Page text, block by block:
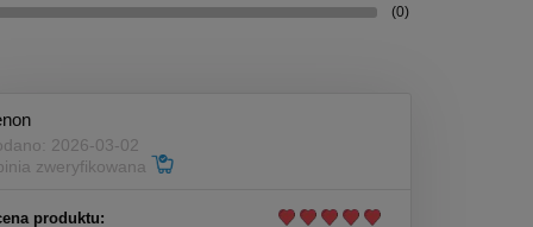
(0)
2026-03-02
zweryfikowana
produktu: